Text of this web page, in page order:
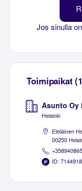
Jos sinulla
Toimipaikat
Asunto Oy
Helsinki
Eteläinen
00250
ID: 7144918